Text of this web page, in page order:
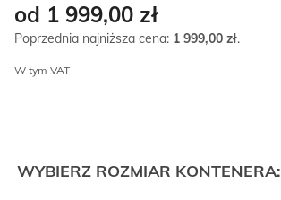
od 1 999,00 zł
Poprzednia najniższa cena: 1 999,00 zł.
W tym VAT
WYBIERZ ROZMIAR KONTENERA: